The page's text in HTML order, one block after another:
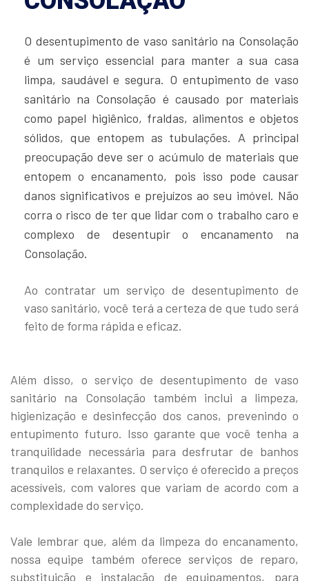
O desentupimento de vaso sanitário na Consolação
é um serviço essencial para manter a sua casa
limpa, saudável e segura. O entupimento de vaso
sanitário na Consolação é causado por materiais
como papel higiênico, fraldas, alimentos e objetos
sólidos, que entopem as tubulações. A principal
preocupação deve ser o acúmulo de materiais que
entopem o encanamento, pois isso pode causar
danos significativos e prejuízos ao seu imóvel. Não
corra o risco de ter que lidar com o trabalho caro e
complexo de desentupir o encanamento na
Consolação.
Ao contratar um serviço de desentupimento de
vaso sanitário, você terá a certeza de que tudo será
feito de forma rápida e eficaz.
Além disso, o serviço de desentupimento de vaso
sanitário na Consolação também inclui a limpeza,
higienização e desinfecção dos canos, prevenindo o
entupimento futuro. Isso garante que você tenha a
tranquilidade necessária para desfrutar de banhos
tranquilos e relaxantes. O serviço é oferecido a preços
acessíveis, com valores que variam de acordo com a
complexidade do serviço.
Vale lembrar que, além da limpeza do encanamento,
nossa equipe também oferece serviços de reparo,
substituição e instalação de equipamentos, para